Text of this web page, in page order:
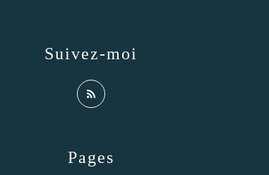
Pages
Suivez-moi